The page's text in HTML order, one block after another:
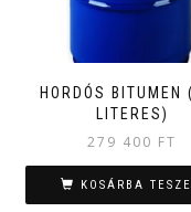
HORDÓS BITUMEN
LITERES)
279 400 FT
KOSÁRBA